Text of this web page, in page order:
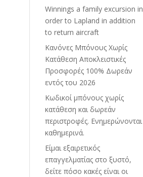
Winnings a family excursion in
order to Lapland in addition
to return aircraft
Κανόνες Μπόνους Χωρίς
Κατάθεση Αποκλειστικές
Προσφορές 100% Δωρεάν
εντός του 2026
Κωδικοί μπόνους χωρίς
κατάθεση και δωρεάν
περιστροφές. Ενημερώνονται
καθημερινά.
Είμαι εξαιρετικός
επαγγελματίας στο ξυστό,
δείτε πόσο κακές είναι οι